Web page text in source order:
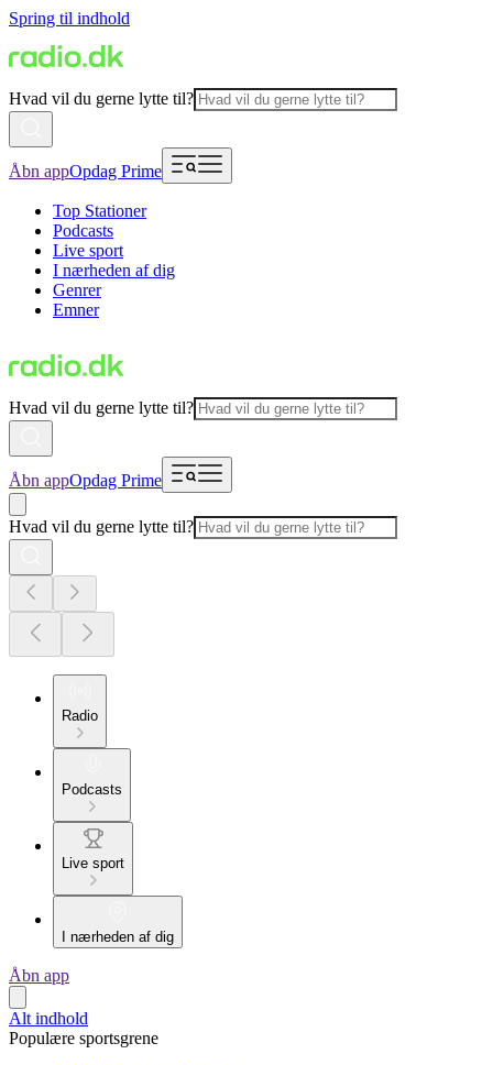
Spring til indhold
Hvad vil du gerne lytte til?
Åbn appOpdag Prime
Top Stationer
Podcasts
Live sport
I nærheden af dig
Genrer
Emner
Hvad vil du gerne lytte til?
Åbn appOpdag Prime
Hvad vil du gerne lytte til?
Radio
Podcasts
Live sport
I nærheden af dig
Åbn app
Alt indhold
Populære sportsgrene